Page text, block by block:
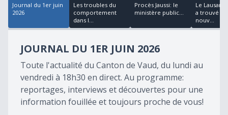
Journal du 1er juin
2026
Les troubles du
comportement
dans l...
Procès Jaussi: le
ministère public...
Le
a trouvé
nouv...
JOURNAL DU 1ER JUIN 2026
Toute l'actualité du Canton de Vaud, du lundi au
vendredi à 18h30 en direct. Au programme:
reportages, interviews et découvertes pour une
information fouillée et toujours proche de vous!